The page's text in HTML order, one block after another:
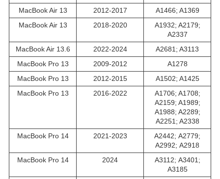
MacBook Air 13
2012-2017
A1466; A1369
MacBook Air 13
2018-2020
A1932; A2179;
A2337
MacBook Air 13.6
2022-2024
A2681; A3113
MacBook Pro 13
2009-2012
A1278
MacBook Pro 13
2012-2015
A1502; A1425
MacBook Pro 13
2016-2022
A1706; A1708;
A2159; A1989;
A1988; A2289;
A2251; A2338
MacBook Pro 14
2021-2023
A2442; А2779;
А2992; A2918
MacBook Pro 14
2024
A3112; А3401;
А3185